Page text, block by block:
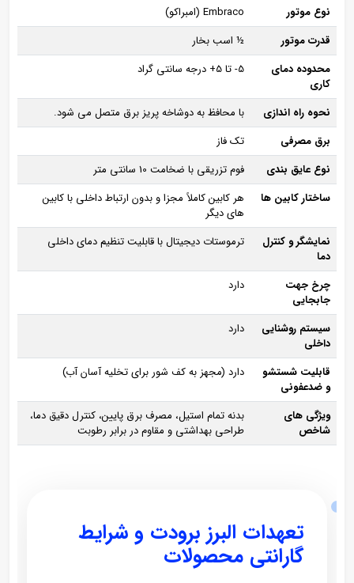
نوع موتور
Embraco (امبراکو)
قدرت موتور
½ اسب بخار
محدوده دمای
کاری
5- تا 5+ درجه سانتی‌ گراد
نحوه راه‌ اندازی
با محافظ به دوشاخه پریز برق متصل می‌ شود.
برق مصرفی
تک‌ فاز
نوع عایق‌ بندی
فوم تزریقی با ضخامت 10 سانتی‌ متر
ساختار کابین‌ ها
هر کابین کاملاً مجزا و بدون ارتباط داخلی با کابین‌
های دیگر
نمایشگر و کنترل
دما
ترموستات دیجیتال با قابلیت تنظیم دمای داخلی
چرخ جهت
جابجایی
دارد
سیستم روشنایی
داخلی
دارد
قابلیت شستشو
و ضدعفونی
دارد (مجهز به کف‌ شور برای تخلیه آسان آب)
ویژگی‌ های
شاخص
بدنه تمام استیل، مصرف برق پایین، کنترل دقیق دما،
طراحی بهداشتی و مقاوم در برابر رطوبت
تعهدات البرز برودت و شرایط
گارانتی محصولات